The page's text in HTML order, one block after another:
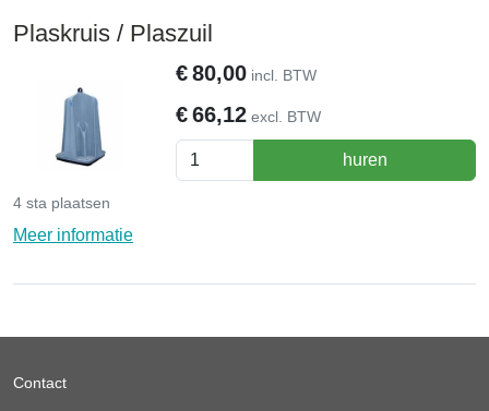
Plaskruis / Plaszuil
€80,00 incl. BTW
€66,12 excl. BTW
huren
4 sta plaatsen
Meer informatie
Contact